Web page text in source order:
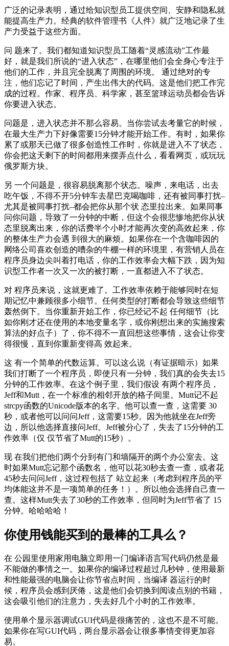
广泛的记录表明，通过给知识型员工提供空间、安静和隐私就
能提高生产力。经典的软件管理书《人件》就广泛地记录了生
产力受益于这些方面。
问 题来了。我们都知道知识型员工随着“灵感流动”工作最
好，就是我们所说的“进入状态”，在哪里他们会全身心专注于
他们的工作，并且完全脱离了周围的环境。 通过绝对的专
注，他们忘记了时间，产生出伟大的代码。这是他们把工作完
成的过程。作家、程序员、科学家，甚至篮球运动员都会告诉
你要进入状态。
问题是，进入状态并不那么容易。当你尝试去考量它的时候，
在最大生产力下好像需要15分钟才能开始工作。有时，如果你
累了或那天已做了很多创造性工作时，你就是进入不了状态，
你会把这天剩下的时间都用来摆弄点什么，看看网页，或玩玩
俄罗斯方块。
另 一个问题是，很容易脱离那个状态。噪声，来电话，出去
吃午饭，不得不开5分钟车去星巴克喝咖啡，还有被同事打扰–
尤其是被同事打扰–都会把你从那个状 态里拉出来。如果同事
问你问题，导致了一分钟的中断，但这个会很悲惨地把你从状
态里脱离出来，你的话费半个小时才能再次变的高效起来，你
的整体生产力会遇 到很大的麻烦。如果你在一个含咖啡因的
网络公司喜欢创造的嘈杂的牛棚一样的环境里，有营销人员在
程序员身边尖叫着打电话，你的工作效率会大幅下跌，因为知
识型工作者一次又一次的被打断，一直都进入不了状态。
对 程序员来说，这就更难了。工作效率依赖于能够同时在短
期记忆中兼顾很多小细节。任何类型的打断都会导致这些细节
轰然倒下。当你重新开始工作，你已经记不起 任何细节（比
如你刚才还在使用的本地变量名字，或你刚想出来的实施搜索
算法的好点子）了，你不得不一直回想这些事情，这会让你变
得很慢，直到你重新变得高 效起来。
这 有一个简单的代数运算。可以这么说（有证据暗示）如果
我们打断了一个程序员，即使只有一分钟，我们真的会失去15
分钟的工作效率。在这个例子里，我们假设 有两个程序员，
Jeff和Mutt，在一个标准的相邻开放的格子间里。Mutt记不起
strcpy函数的Unicode版本的名字。他可以查一查，这需要 30
秒，或者他可以问问Jeff，这需要15秒。因为他就坐在Jeff旁
边，所以他选择直接问Jeff。Jeff被分心了，失去了15分钟的工
作效率（仅 仅节省了Mutt的15秒）。
现 在我们把他们两个分到有门和墙隔开的两个办公室去。这
时如果Mutt忘记那个函数名，他可以花30秒去查一查，或者花
45秒去问问Jeff，这过程包括了 站立起来（考虑到程序员的平
均体能这并不是一项简单的任务！）。所以他会选择自己查一
查。这样Mutt失去了30秒的工作效率，但同时为Jeff节省了 15
分钟。哈哈哈哈！
你使用钱能买到的最棒的工具么？
在 公园里使用家用电脑立即用一门编译语言写代码仍然是最
不能做的事情之一。如果你的编译过程超过几秒钟，使用最新
和性能最强的电脑会让你节省点时间，当编译 器运行的时
候，程序员会感到厌倦，这是他们会切换到阅读点别的书籍，
这会吸引他们的注意力，失去好几个小时的工作效率。
使用单个显示器调试GUI代码是很痛苦的，这也不是不可能。
如果你在写GUI代码，两台显示器会让很多事情变得更加容
易。